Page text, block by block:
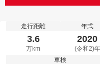
走行距離
3.6
万km
年式
2020
(令和2)年
車検